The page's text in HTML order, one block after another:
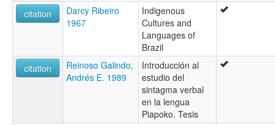
citation
Darcy Ribeiro
1967
Indigenous
Cultures and
Languages of
Brazil
citation
Reinoso Galindo,
Andrés E. 1989
Introducción al
estudio del
sintagma verbal
en la lengua
Piapoko. Tesis